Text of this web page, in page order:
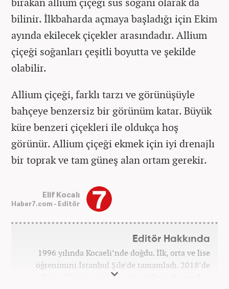
bilinir. İlkbaharda açmaya başladığı için Ekim
ayında ekilecek çiçekler arasındadır. Allium
çiçeği soğanları çeşitli boyutta ve şekilde
olabilir.
Allium çiçeği, farklı tarzı ve görünüşüyle
bahçeye benzersiz bir görünüm katar. Büyük
küre benzeri çiçekleri ile oldukça hoş
görünür. Allium çiçeği ekmek için iyi drenajlı
bir toprak ve tam güneş alan ortam gerekir.
Elif Kocalı
Haber7.com - Editör
Editör Hakkında
1996 yılında Kocaeli’nde doğdu. İlk, orta ve lise
öğrenimini İstanbul Şile'de tamamladı. 2018’de
Düzce Üniversitesi Yönetim Bilişim Sistemleri